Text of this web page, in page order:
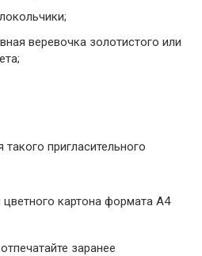
веревочка золотистого или
пригласительного
картона формата А4
заранее